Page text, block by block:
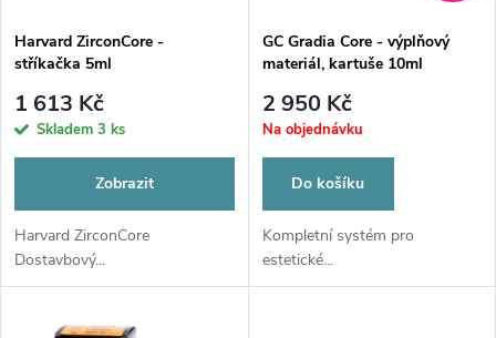
p
r
o
d
u
s
p
r
o
d
u
Harvard ZirconCore -
stříkačka 5ml
1 613 Kč
Skladem 3 ks
Zobrazit
Harvard ZirconCore
Dostavbový...
GC Gradia Core - výplňový
materiál, kartuše 10ml
2 950 Kč
Na objednávku
Do košíku
Kompletní systém pro
estetické...